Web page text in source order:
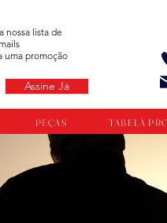
nossa lista de
uma promoção
Assine Já
PEÇAS TABELA